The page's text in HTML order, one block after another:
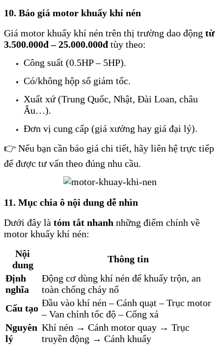
10. Báo giá motor khuấy khí nén
Giá motor khuấy khí nén trên thị trường dao động từ
3.500.000đ – 25.000.000đ tùy theo:
Công suất (0.5HP – 5HP).
Có/không hộp số giảm tốc.
Xuất xứ (Trung Quốc, Nhật, Đài Loan, châu
Âu…).
Đơn vị cung cấp (giá xưởng hay giá đại lý).
👉 Nếu bạn cần báo giá chi tiết, hãy liên hệ trực tiếp
để được tư vấn theo đúng nhu cầu.
11. Mục chia ô nội dung dễ nhìn
Dưới đây là tóm tắt nhanh những điểm chính về
motor khuấy khí nén:
Nội
dung
Thông tin
Định
nghĩa
Động cơ dùng khí nén để khuấy trộn, an
toàn chống cháy nổ
Cấu tạo Đầu vào khí nén – Cánh quạt – Trục motor
– Van chỉnh tốc độ – Cổng xả
Nguyên
lý
Khí nén → Cánh motor quay → Trục
truyền động → Cánh khuấy